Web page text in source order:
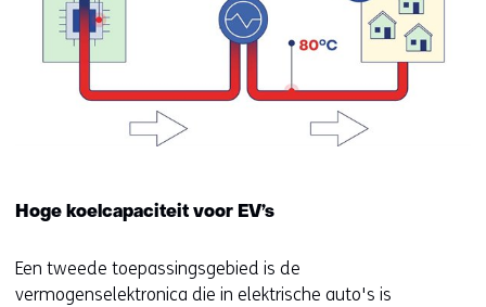
Hoge koelcapaciteit voor EV’s
Een tweede toepassingsgebied is de
vermogenselektronica die in elektrische auto's is